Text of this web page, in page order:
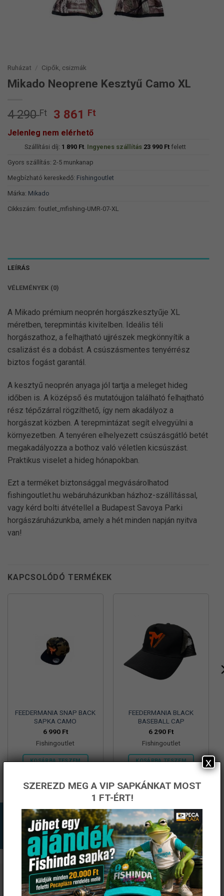
Ruházat / Cipők, csizmák
Mikado Neoprene Kesztyű Camo XL
4 290Ft
Original
price
was:
4
290 Ft.
3 861 Ft
3
Jelenleg nem elérhető
Szállítási díj: 1 890 Ft. Ingyenes szállítás 23 990 Ftfelett
Gyors szállítás: 2-5 munkanap
Megbízható kereskedő: Fishingoutlet
Márka: Mikado
Cikkszám: foutlet_mfishing-UMR-07-XL
LEÍRÁS
VÉLEMÉNYEK (0)
A Mikado prémium neoprén horgászkesztyűje XL
méretben, terepmintás kivitelben. Ideális téli
horgászathoz, a felhajtható ujjrészek megkönnyítik a
csalizást és a dobást. A csúszásmentes tenyérrész
biztos fogást garantál.
A kesztyű neoprén anyaga jól tartja a meleget hideg
időben is. A középső és mutatóujjon található felhajtható
rész tépőzárral rögzíthető, így nem akadályoz a
horgászat közben. A terepmintázat segít elvegyülni a
környezetben. A tenyéren elhelyezett csúszásgátló betét
megakadályozza a bothoz való véletlen kicsúszást.
Praktikus viselet a hideg hónapokban.
Ezt a terméket biztonsággal megvásárolhatod
fishingoutlet.hu webáruházunkban házhoz-szállítással,
vagy kérd bolti átvétellel a Budapest Savoya Parki
horgászáruházunkba, amely a hét minden napján nyitva
van!
KAPCSOLÓDÓ TERMÉKEK
FEEDERMANIA SNAP BACK
SAPKA CAMO
6 990 Ft
Fishingoutlet
KOSÁRBA TESZEM
FEEDERMANIA BLACK
BASEBALL CAP
6 290 Ft
Fishingoutlet
KOSÁRBA TESZEM
ÉRTESÜLJ ELSŐKÉNT! IRATKOZZ FEL A
SZEREZD MEG A VIP SAPKÁNKAT MOST
1 FT-ÉRT!
x